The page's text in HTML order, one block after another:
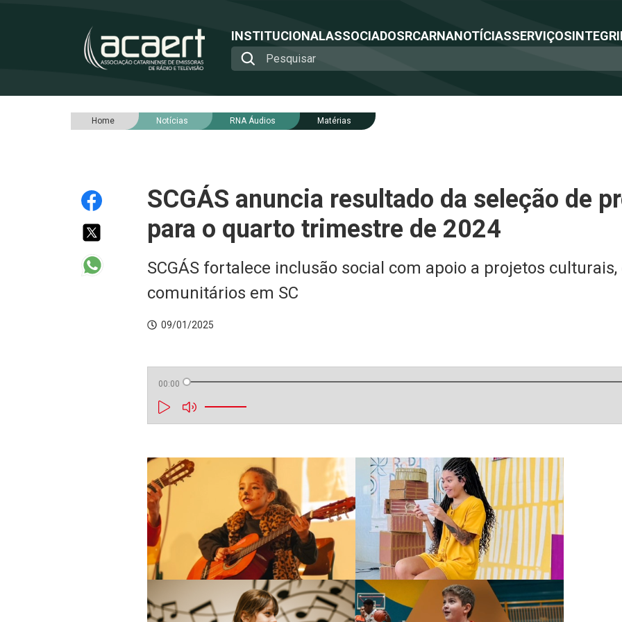
INSTITUCIONALASSOCIADOSRCARNANOTÍCIASSERVIÇOS
Home Notícias RNA Áudios Matérias
SCGÁS anuncia resultado da seleção de
para o quarto trimestre de 2024
SCGÁS fortalece inclusão social com apoio a projetos
comunitários em SC
09/01/2025
00:00